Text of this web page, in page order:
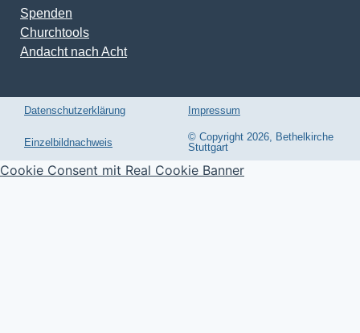
Spenden
Churchtools
Andacht nach Acht
Datenschutzerklärung Impressum
Einzelbildnachweis
© Copyright 2026, Bethelkirche
Stuttgart
Cookie Consent mit Real Cookie Banner